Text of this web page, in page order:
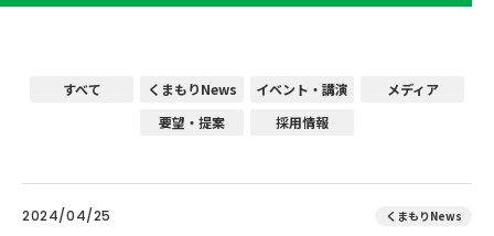
すべて くまもりNews イベント・講演
メディア
要望・提案
採用情報
2024/04/25 くまもりNews